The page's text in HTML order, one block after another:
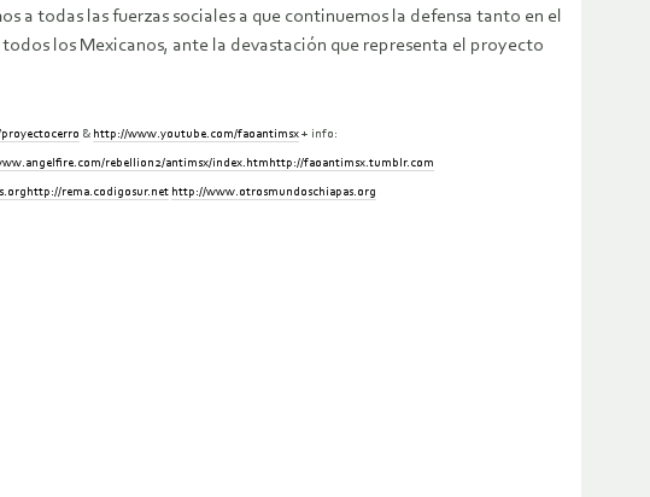
a todas las fuerzas sociales a que continuemos la defensa tanto en el
los Mexicanos, ante la devastación que representa el proyecto
& http://www.youtube.com/faoantimsx+ info:
rebellion2/antimsx/index.htmhttp://faoantimsx.tumblr.com
http://rema.codigosur.net http://www.otrosmundoschiapas.org